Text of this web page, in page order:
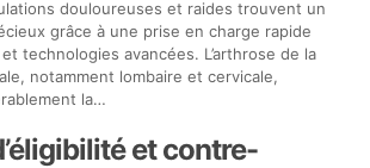
douloureuses et raides trouvent un
grâce à une prise en charge rapide
technologies avancées. L’arthrose de la
notamment lombaire et cervicale,
la…
et contre-